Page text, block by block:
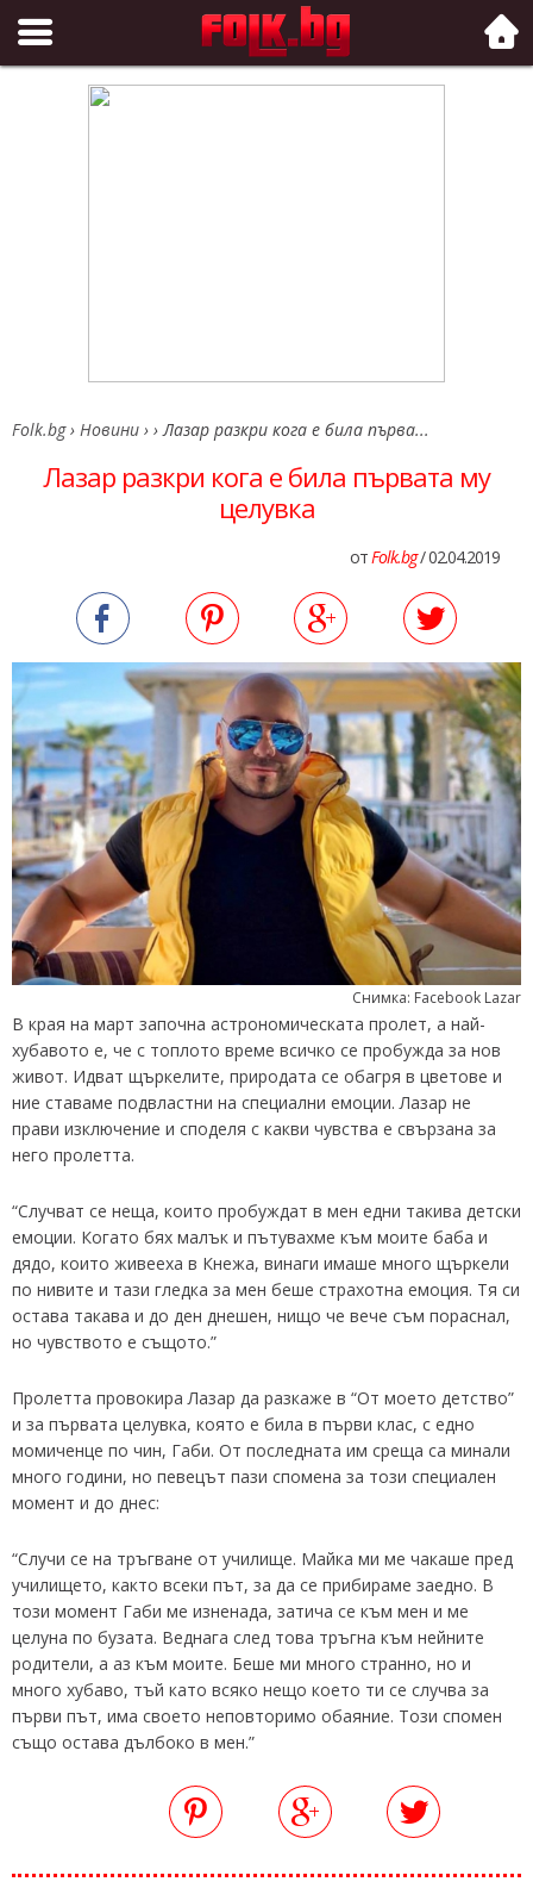
Folk.bg
Folk.bg › Новини › ›Лазар разкри кога е била първа...
Лазар разкри кога е била първата му
целувка
отFolk.bg/ 02.04.2019
Снимка: Facebook Lazar
В края на март започна астрономическата пролет, а най-
хубавото е, че с топлото време всичко се пробужда за нов
живот. Идват щъркелите, природата се обагря в цветове и
ние ставаме подвластни на специални емоции. Лазар не
прави изключение и споделя с какви чувства е свързана за
него пролетта.
“Случват се неща, които пробуждат в мен едни такива детски
емоции. Когато бях малък и пътувахме към моите баба и
дядо, които живееха в Кнежа, винаги имаше много щъркели
по нивите и тази гледка за мен беше страхотна емоция. Тя си
остава такава и до ден днешен, нищо че вече съм пораснал,
но чувството е същото.”
Пролетта провокира Лазар да разкаже в “От моето детство”
и за първата целувка, която е била в първи клас, с едно
момиченце по чин, Габи. От последната им среща са минали
много години, но певецът пази спомена за този специален
момент и до днес:
“Случи се на тръгване от училище. Майка ми ме чакаше пред
училището, както всеки път, за да се прибираме заедно. В
този момент Габи ме изненада, затича се към мен и ме
целуна по бузата. Веднага след това тръгна към нейните
родители, а аз към моите. Беше ми много странно, но и
много хубаво, тъй като всяко нещо което ти се случва за
първи път, има своето неповторимо обаяние. Този спомен
също остава дълбоко в мен.”